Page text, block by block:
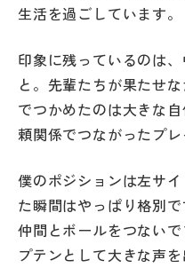
生活を過ごしています。
印象に残っているのは
と。先輩たちが果たせ
でつかめたのは大きな
頼関係でつながったプレ
僕のポジションは左サ
た瞬間はやっぱり格別
仲間とボールをつない
プテンとして大きな声